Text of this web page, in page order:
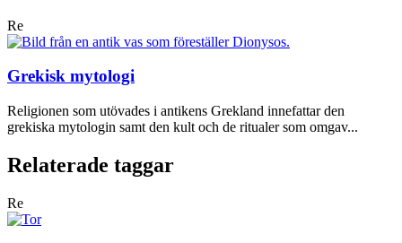
Re
Grekisk mytologi
Religionen som utövades i antikens Grekland innefattar den
grekiska mytologin samt den kult och de ritualer som omgav...
Relaterade taggar
Re